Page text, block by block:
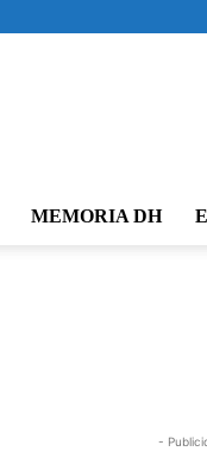
MEMORIA DH
-